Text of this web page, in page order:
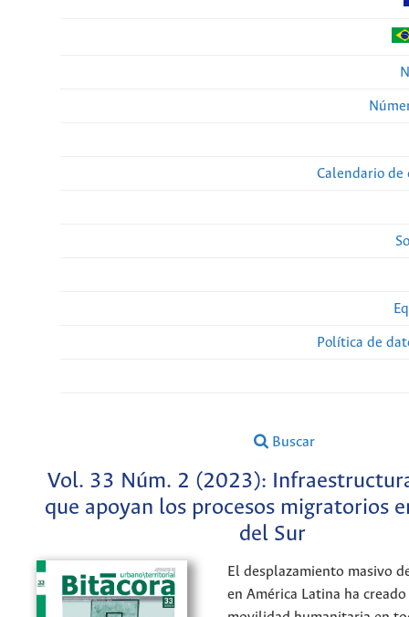
Calendario de
Política de
Buscar
Vol. 33 Núm. 2 (2023):
que apoyan los procesos migratorios
del Sur
El desplazamiento masivo
en América Latina ha